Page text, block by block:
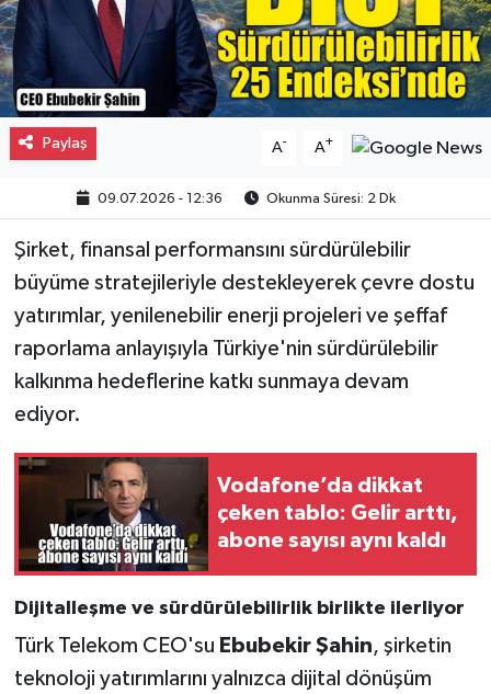
Paylaş A- A+
09.07.2026 - 12:36 Okunma Süresi: 2 Dk
Şirket, finansal performansını sürdürülebilir
büyüme stratejileriyle destekleyerek çevre dostu
yatırımlar, yenilenebilir enerji projeleri ve şeffaf
raporlama anlayışıyla Türkiye'nin sürdürülebilir
kalkınma hedeflerine katkı sunmaya devam
ediyor.
Vodafone’da dikkat
çeken tablo: Gelir arttı,
abone sayısı aynı kaldı
Dijitalleşme ve sürdürülebilirlik birlikte ilerliyor
Türk Telekom CEO'su Ebubekir Şahin, şirketin
teknoloji yatırımlarını yalnızca dijital dönüşüm